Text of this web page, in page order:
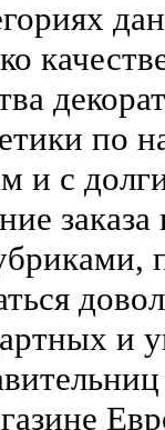
по
и с
заказа
и